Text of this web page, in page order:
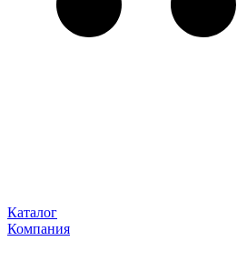
Каталог
Компания